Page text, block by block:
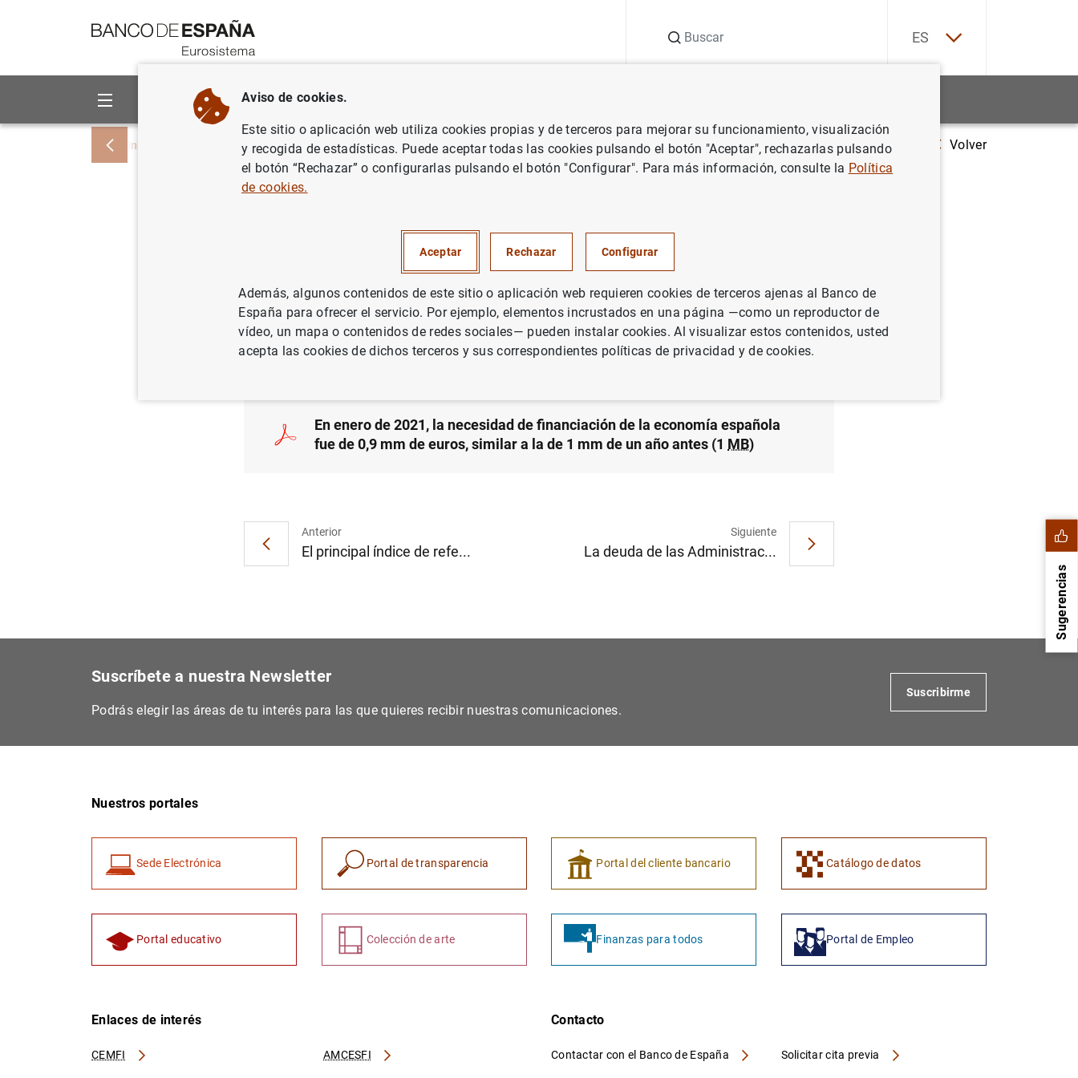
ES
Sobre el Banco Áreas de actuación
Inicio Noticias y eventos Noticias del Banco de España Notas de prensa del Banco de España En enero de 2021, la necesidad de financiación de la economía española fue de
Volver
de la economía española fue de 0,9 mm de
euros, similar a la de 1 mm de un año antes
31/03/2021 ESPAÑA
SITUACIÓN ECONÓMICA
En enero de 2021, la necesidad de financiación de la economía española
fue de 0,9 mm de euros, similar a la de 1 mm de un año antes (1 MB)
Anterior
El principal índice de refe...
Siguiente
La deuda de las Administrac...
Sugerencias
Suscríbete a nuestra Newsletter
Podrás elegir las áreas de tu interés para las que quieres recibir nuestras comunicaciones.
Suscribirme
Nuestros portales
Sede Electrónica Portal de transparencia Portal del cliente bancario Catálogo de datos
Portal educativo Colección de arte Finanzas para todos Portal de Empleo
Enlaces de interés
CEMFI AMCESFI
Contacto
Contactar con el Banco de España Solicitar cita previa
Aviso de cookies.
Este sitio o aplicación web utiliza cookies propias y de terceros para mejorar su funcionamiento, visualización
y recogida de estadísticas. Puede aceptar todas las cookies pulsando el botón "Aceptar", rechazarlas pulsando
el botón “Rechazar” o configurarlas pulsando el botón "Configurar". Para más información, consulte la Política
de cookies.
Aceptar Rechazar Configurar
Además, algunos contenidos de este sitio o aplicación web requieren cookies de terceros ajenas al Banco de
España para ofrecer el servicio. Por ejemplo, elementos incrustados en una página —como un reproductor de
vídeo, un mapa o contenidos de redes sociales— pueden instalar cookies. Al visualizar estos contenidos, usted
acepta las cookies de dichos terceros y sus correspondientes políticas de privacidad y de cookies.